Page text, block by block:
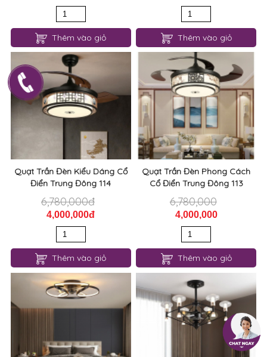
Thêm vào giỏ Thêm vào giỏ
Quạt Trần Đèn Kiểu Dáng Cổ
Điển Trung Đông 114
6,780,000đ
4,000,000đ
Thêm vào giỏ
Quạt Trần Đèn Phong Cách
Cổ Điển Trung Đông 113
6,780,000
4,000,000
Thêm vào giỏ